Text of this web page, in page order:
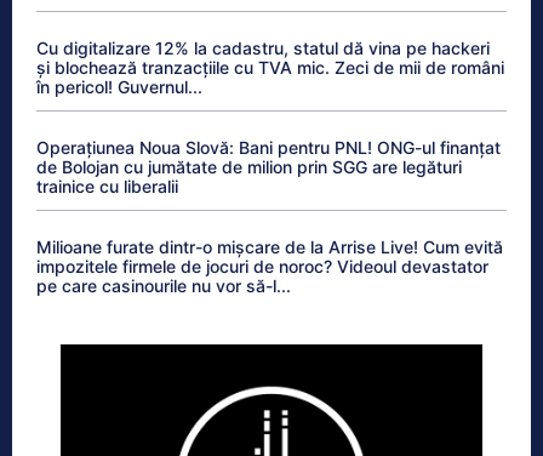
Cu digitalizare 12% la cadastru, statul dă vina pe hackeri
și blochează tranzacțiile cu TVA mic. Zeci de mii de români
în pericol! Guvernul...
Operațiunea Noua Slovă: Bani pentru PNL! ONG-ul finanțat
de Bolojan cu jumătate de milion prin SGG are legături
trainice cu liberalii
Milioane furate dintr-o mișcare de la Arrise Live! Cum evită
impozitele firmele de jocuri de noroc? Videoul devastator
pe care casinourile nu vor să-l...